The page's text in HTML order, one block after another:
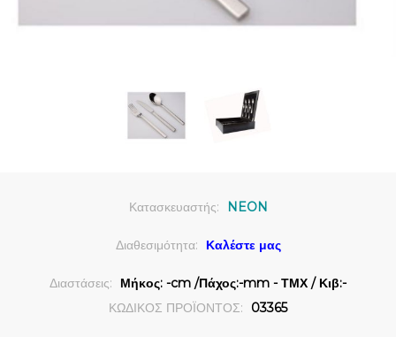
Κατασκευαστής: NEON
Διαθεσιμότητα: Καλέστε μας
Διαστάσεις:
Μήκος: -cm /Πάχος:-mm - ΤΜΧ / Κιβ:-
ΚΩΔΙΚΟΣ ΠΡΟΪΟΝΤΟΣ:
03365